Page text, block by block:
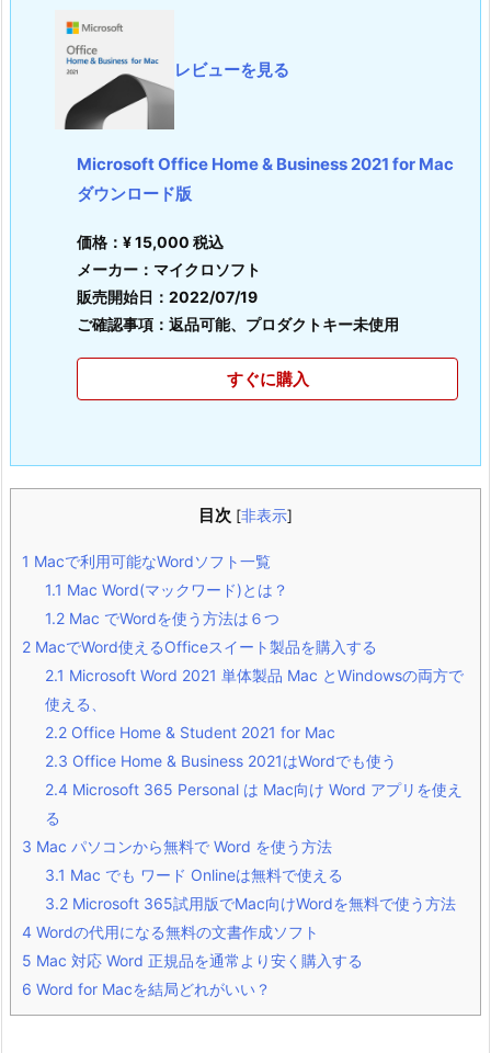
レビューを見る
Microsoft Office Home & Business 2021 for Mac
ダウンロード版
価格：¥ 15,000 税込
メーカー：マイクロソフト
販売開始日：2022/07/19
ご確認事項：返品可能、プロダクトキー未使用
すぐに購入
目次 [非表示]
1 Macで利用可能なWordソフト一覧
1.1 Mac Word(マックワード)とは？
1.2 Mac でWordを使う方法は６つ
2 MacでWord使えるOfficeスイート製品を購入する
2.1 Microsoft Word 2021 単体製品 Mac とWindowsの両方で
使える、
2.2 Office Home & Student 2021 for Mac
2.3 Office Home & Business 2021はWordでも使う
2.4 Microsoft 365 Personal は Mac向け Word アプリを使え
る
3 Mac パソコンから無料で Word を使う方法
3.1 Mac でも ワード Onlineは無料で使える
3.2 Microsoft 365試用版でMac向けWordを無料で使う方法
4 Wordの代用になる無料の文書作成ソフト
5 Mac 対応 Word 正規品を通常より安く購入する
6 Word for Macを結局どれがいい？